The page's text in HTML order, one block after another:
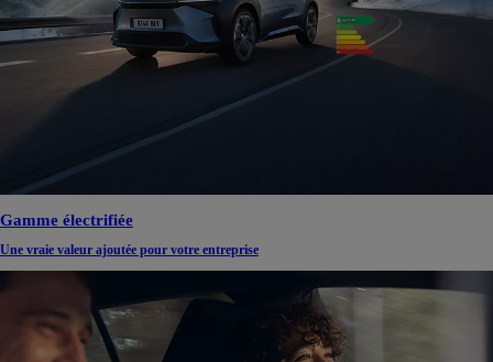
Gamme électrifiée
Une vraie valeur ajoutée pour votre entreprise